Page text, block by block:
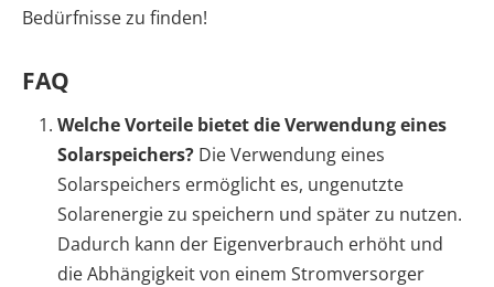
Bedürfnisse zu finden!
FAQ
Welche Vorteile bietet die Verwendung eines
Solarspeichers? Die Verwendung eines
Solarspeichers ermöglicht es, ungenutzte
Solarenergie zu speichern und später zu nutzen.
Dadurch kann der Eigenverbrauch erhöht und
die Abhängigkeit von einem Stromversorger